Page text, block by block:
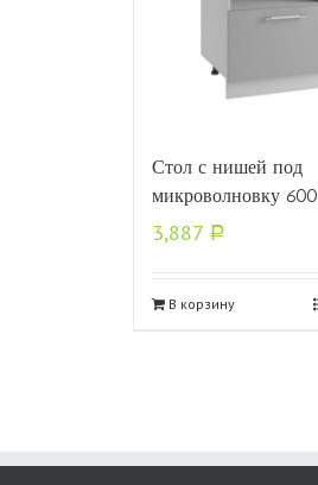
Стол с нишей под
микроволновку 600
3,887 Р
В корзину